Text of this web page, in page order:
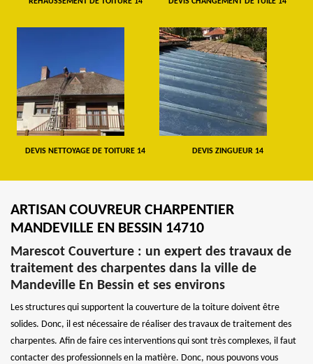
DEVIS NETTOYAGE DE TOITURE 14 DEVIS ZINGUEUR 14
ARTISAN COUVREUR CHARPENTIER
MANDEVILLE EN BESSIN 14710
Marescot Couverture : un expert des travaux de
traitement des charpentes dans la ville de
Mandeville En Bessin et ses environs
Les structures qui supportent la couverture de la toiture doivent être
solides. Donc, il est nécessaire de réaliser des travaux de traitement des
charpentes. Afin de faire ces interventions qui sont très complexes, il faut
contacter des professionnels en la matière. Donc, nous pouvons vous